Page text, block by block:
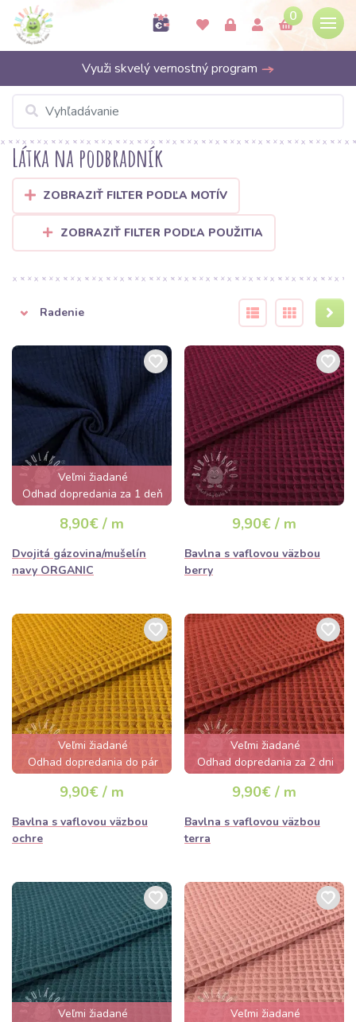
0
Využi skvelý vernostný program
Látka na podbradník
ZOBRAZIŤ FILTER PODĽA MOTÍV
ZOBRAZIŤ FILTER PODĽA POUŽITIA
Radenie
Veľmi žiadané
Odhad dopredania za 1 deň
8,90€ / m
Dvojitá gázovina/mušelín
navy ORGANIC
9,90€ / m
Bavlna s vaflovou väzbou
berry
Veľmi žiadané
Odhad dopredania do pár
hodín
9,90€ / m
Bavlna s vaflovou väzbou
ochre
Veľmi žiadané
Odhad dopredania za 2 dni
9,90€ / m
Bavlna s vaflovou väzbou
terra
Veľmi žiadané
Veľmi žiadané